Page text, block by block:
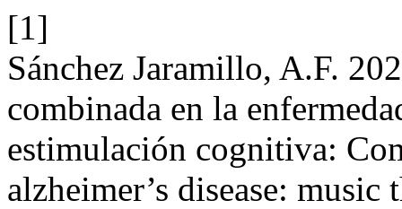
[1]
Sánchez Jaramillo, A.F.
combinada en la
estimulación cognitiva:
alzheimer’s disease: